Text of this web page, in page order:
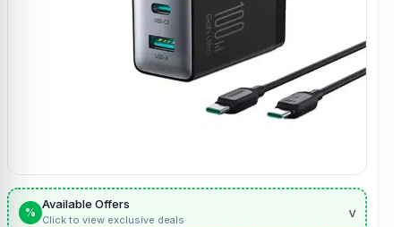
%
Available Offers
Click to view exclusive deals v